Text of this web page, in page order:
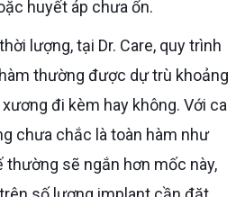
huyết áp chưa ổn.
thường được dự trù khoảng
đi kèm hay không. Với ca
chưa chắc là toàn hàm như
thường sẽ ngắn hơn mốc này,